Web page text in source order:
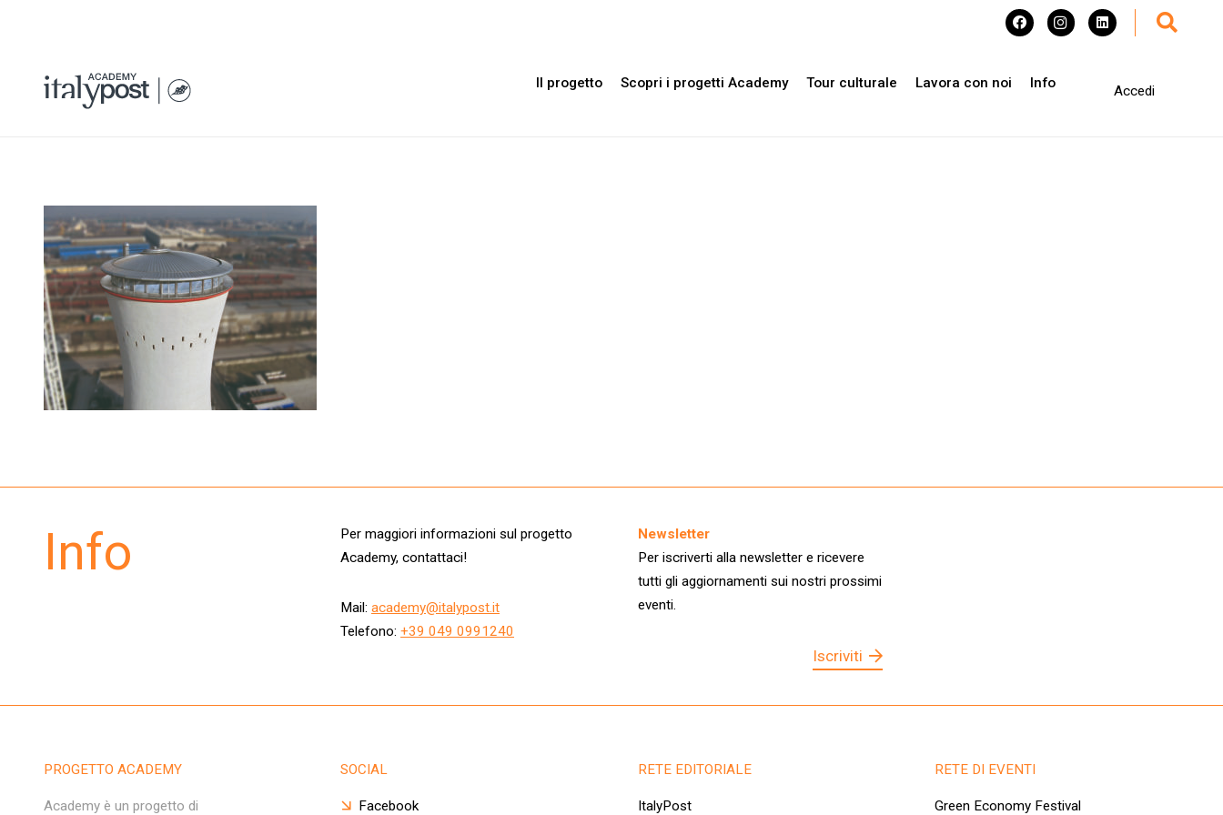
Il progetto Scopri i progetti Academy Tour culturale Lavora con noi Info
Accedi
Info
Per maggiori informazioni sul progetto
Academy, contattaci!
Mail: academy@italypost.it
Telefono: +39 049 0991240
Newsletter
Per iscriverti alla newsletter e ricevere
tutti gli aggiornamenti sui nostri prossimi
eventi.
Iscriviti
PROGETTO ACADEMY
Academy è un progetto di
SOCIAL
Facebook
RETE EDITORIALE
ItalyPost
RETE DI EVENTI
Green Economy Festival